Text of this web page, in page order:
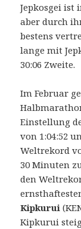
Jepkosgei ist
aber durch
bestens
lange mit
30:06 Zweite.
Im Februar
Einstellung
von 1:04:52
Weltrekord
30 Minuten
den
Kipkurui
Kipkurui